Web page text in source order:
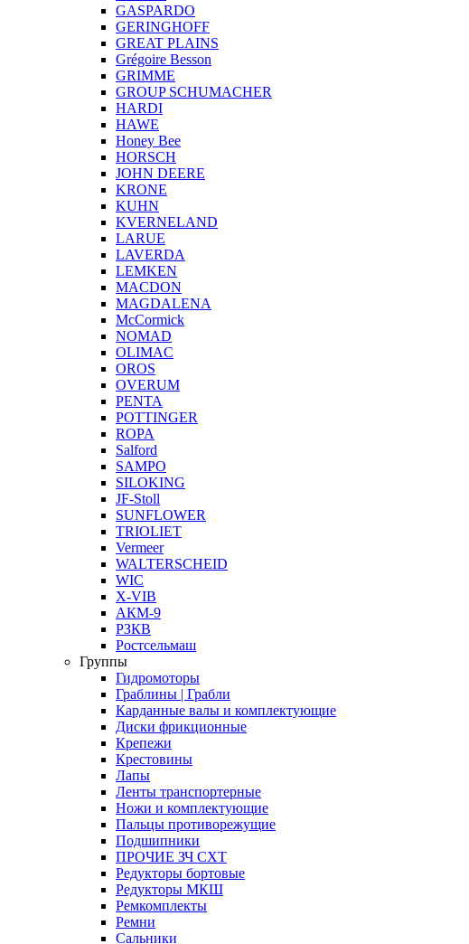
GASPARDO
GERINGHOFF
GREAT PLAINS
Grégoire Besson
GRIMME
GROUP SCHUMACHER
HARDI
HAWE
Honey Bee
HORSCH
JOHN DEERE
KRONE
KUHN
KVERNELAND
LARUE
LAVERDA
LEMKEN
MACDON
MAGDALENA
McCormick
NOMAD
OLIMAC
OROS
OVERUM
PENTA
POTTINGER
ROPA
Salford
SAMPO
SILOKING
JF-Stoll
SUNFLOWER
TRIOLIET
Vermeer
WALTERSCHEID
WIC
X-VIB
АКМ-9
РЗКВ
Ростсельмаш
Группы
Гидромоторы
Граблины | Грабли
Карданные валы и комплектующие
Диски фрикционные
Крепежи
Крестовины
Лапы
Ленты транспортерные
Ножи и комплектующие
Пальцы противорежущие
Подшипники
ПРОЧИЕ ЗЧ СХТ
Редукторы бортовые
Редукторы МКШ
Ремкомплекты
Ремни
Сальники